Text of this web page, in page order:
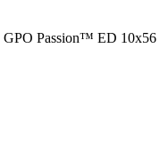
GPO Passion™ ED 10x56